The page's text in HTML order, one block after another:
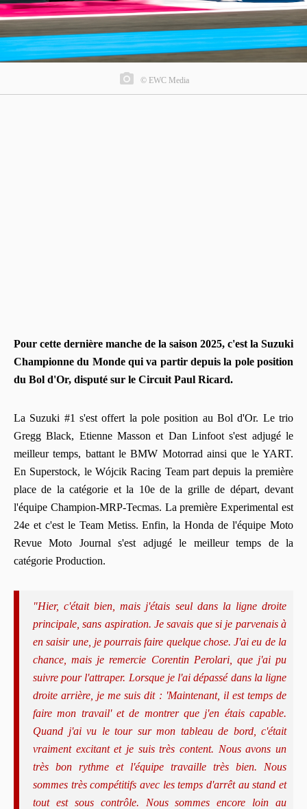
© EWC Media
Pour cette dernière manche de la saison 2025, c'est la Suzuki
Championne du Monde qui va partir depuis la pole position
du Bol d'Or, disputé sur le Circuit Paul Ricard.
La Suzuki #1 s'est offert la pole position au Bol d'Or. Le trio
Gregg Black, Etienne Masson et Dan Linfoot s'est adjugé le
meilleur temps, battant le BMW Motorrad ainsi que le YART.
En Superstock, le Wójcik Racing Team part depuis la première
place de la catégorie et la 10e de la grille de départ, devant
l'équipe Champion-MRP-Tecmas. La première Experimental est
24e et c'est le Team Metiss. Enfin, la Honda de l'équipe Moto
Revue Moto Journal s'est adjugé le meilleur temps de la
catégorie Production.
"Hier, c'était bien, mais j'étais seul dans la ligne droite
principale, sans aspiration. Je savais que si je parvenais à
en saisir une, je pourrais faire quelque chose. J'ai eu de la
chance, mais je remercie Corentin Perolari, que j'ai pu
suivre pour l'attraper. Lorsque je l'ai dépassé dans la ligne
droite arrière, je me suis dit : 'Maintenant, il est temps de
faire mon travail' et de montrer que j'en étais capable.
Quand j'ai vu le tour sur mon tableau de bord, c'était
vraiment excitant et je suis très content. Nous avons un
très bon rythme et l'équipe travaille très bien. Nous
sommes très compétitifs avec les temps d'arrêt au stand et
tout est sous contrôle. Nous sommes encore loin au